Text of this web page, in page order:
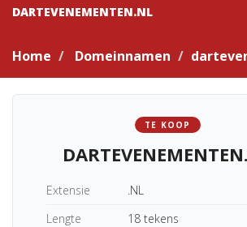
DARTEVENEMENTEN.NL
Home Domeinnamen
TE KOOP
Extensie
.NL
Lengte
18 tekens